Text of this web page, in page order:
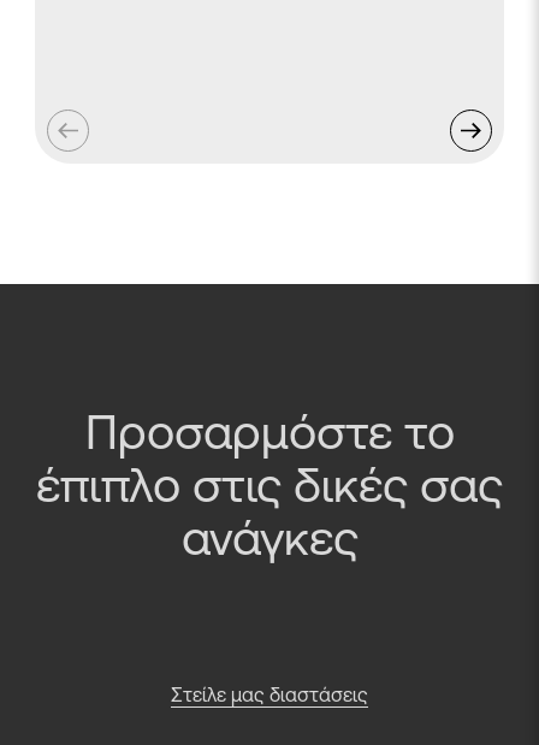
Προσαρμόστε το
έπιπλο στις δικές σας
ανάγκες
Στείλε μας διαστάσεις